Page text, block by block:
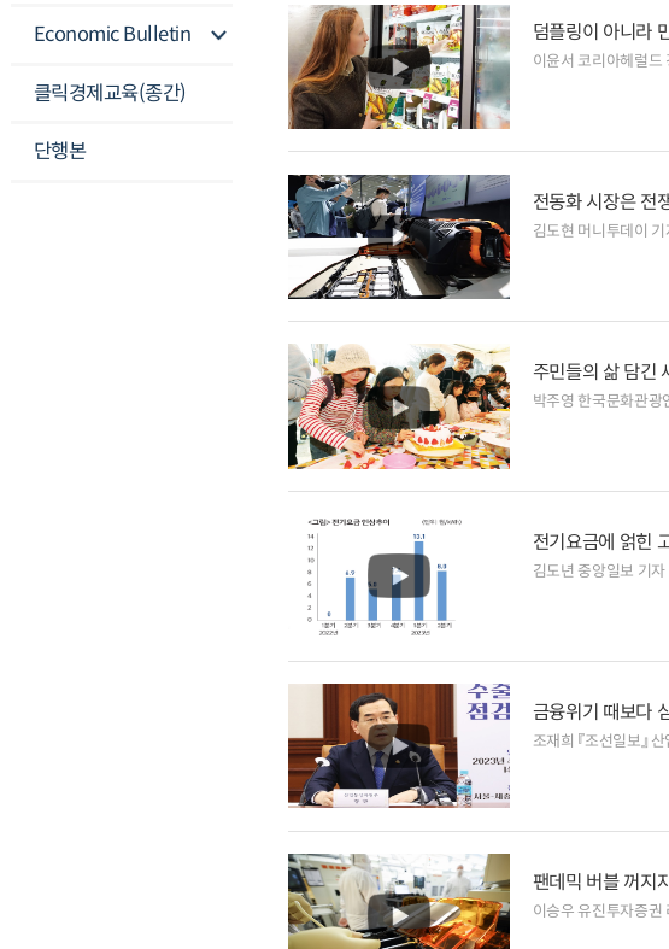
Economic Bulletin
클릭경제교육(종간)
단행본
덤플링이 아니라
이윤서 코리아헤럴드
전동화 시장은 전
김도현 머니투데이 기
주민들의 삶 담긴
박주영 한국문화관광
전기요금에 얽힌
김도년 중앙일보 기자
금융위기 때보다
조재희 『조선일보』
팬데믹 버블 꺼지
걸릴 듯
이승우 유진투자증권